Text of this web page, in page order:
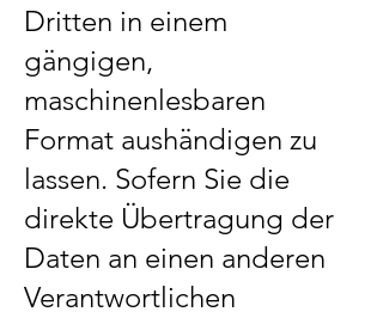
Dritten in einem
gängigen,
maschinenlesbaren
Format aushändigen zu
lassen. Sofern Sie die
direkte Übertragung der
Daten an einen anderen
Verantwortlichen